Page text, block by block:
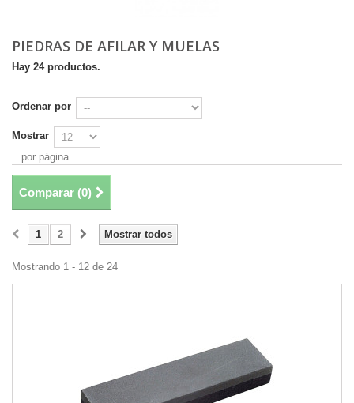
PIEDRAS DE AFILAR Y MUELAS
Hay 24 productos.
Ordenar por
Mostrar
por página
Comparar (0)
Mostrar todos
1 2
Mostrando 1 - 12 de 24